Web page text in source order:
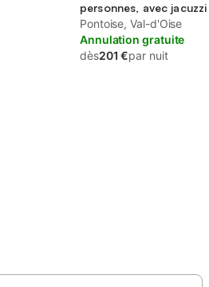
personnes, avec
animaux acceptés
Pontoise, Val-d'Oise
Annulation gratuite
dès201 €par nuit